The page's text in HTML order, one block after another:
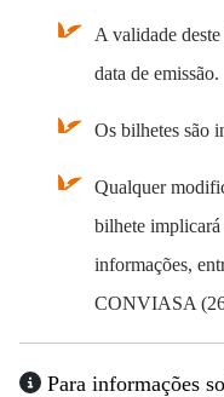
A validade
data de emissão.
Os bilhetes são
Qualquer
bilhete implicará
informações,
CONVIASA
Para informações